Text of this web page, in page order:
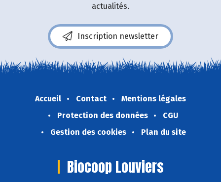
actualités.
Inscription newsletter
Accueil Contact
Mentions légales
Protection des données
CGU
Gestion des cookies
Plan du site
Biocoop Louviers